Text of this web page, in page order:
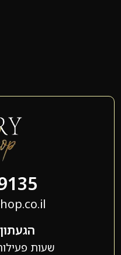
הגעתון 38 , נהריה
שעות פעילות - 09:00 -